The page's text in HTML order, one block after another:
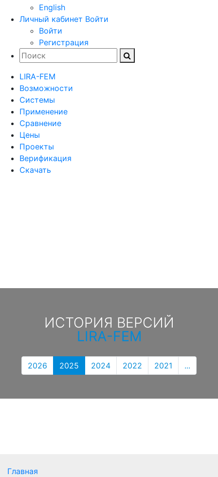
English
Личный кабинет Войти
Войти
Регистрация
LIRA-FEM
Возможности
Cистемы
Применение
Сравнение
Цены
Проекты
Верификация
Скачать
ИСТОРИЯ ВЕРСИЙ
LIRA-FEM
2026 2025 2024 2022 2021 ...
Главная